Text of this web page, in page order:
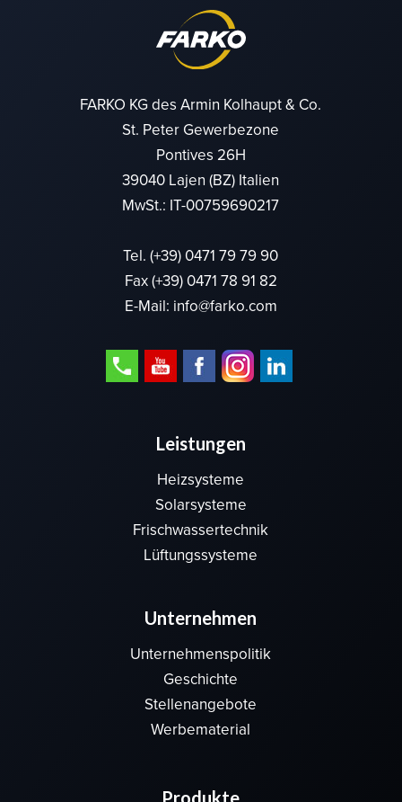
FARKO KG des Armin Kolhaupt & Co.
St. Peter Gewerbezone
Pontives 26H
39040 Lajen (BZ) Italien
MwSt.: IT-00759690217
Tel.(+39) 0471 79 79 90
Fax (+39) 0471 78 91 82
E-Mail: info@farko.com
Leistungen
Heizsysteme
Solarsysteme
Frischwassertechnik
Lüftungssysteme
Unternehmen
Unternehmenspolitik
Geschichte
Stellenangebote
Werbematerial
Produkte